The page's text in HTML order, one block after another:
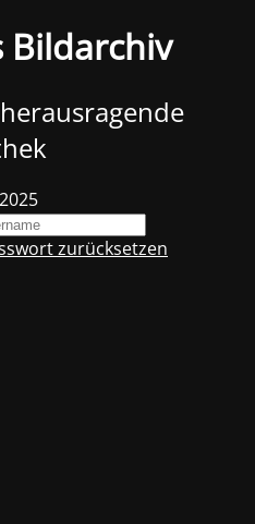
Bildarchiv
zurücksetzen